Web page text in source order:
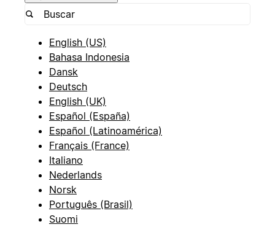
English (US)
Bahasa Indonesia
Dansk
Deutsch
English (UK)
Español (España)
Español (Latinoamérica)
Français (France)
Italiano
Nederlands
Norsk
Português (Brasil)
Suomi